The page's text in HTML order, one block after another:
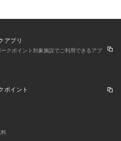
アプリ
クポイント対象施設でご利用できるアプ
ポイント
料